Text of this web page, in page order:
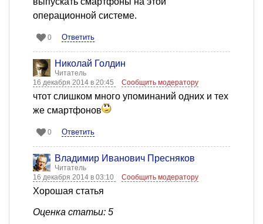
операционной системе.
0 Ответить
Николай Голдин
Читатель
16 декабря 2014 в 20:45
Сообщить модератору
чтот слишком много упоминаний одних и тех
же смартфонов
0 Ответить
Владимир Иванович Пресняков
Читатель
16 декабря 2014 в 03:10
Сообщить модератору
Хорошая статья
Оценка статьи: 5